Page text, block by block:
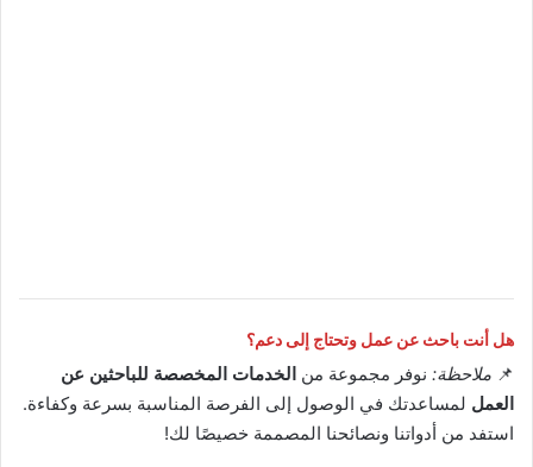
هل أنت باحث عن عمل وتحتاج إلى دعم؟
📌 ملاحظة: نوفر مجموعة من الخدمات المخصصة للباحثين عن
العمل لمساعدتك في الوصول إلى الفرصة المناسبة بسرعة وكفاءة.
استفد من أدواتنا ونصائحنا المصممة خصيصًا لك!